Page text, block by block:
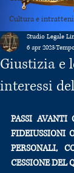
Cultura e
Giustizia e
interessi
Studio Legale
6 apr 2023
PASSI AVANTI
FIDEIUSSIONI
PERSONALI,
CESSIONE DEL